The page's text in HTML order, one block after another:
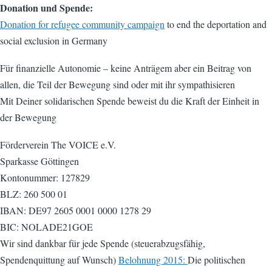
Donation und Spende:
Donation for refugee community campaignto end the deportation and
social exclusion in Germany
Für finanzielle Autonomie – keine Anträgem aber ein Beitrag von
allen, die Teil der Bewegung sind oder mit ihr sympathisieren
Mit Deiner solidarischen Spende beweist du die Kraft der Einheit in
der Bewegung
Förderverein The VOICE e.V.
Sparkasse Göttingen
Kontonummer: 127829
BLZ: 260 500 01
IBAN: DE97 2605 0001 0000 1278 29
BIC: NOLADE21GOE
Wir sind dankbar für jede Spende (steuerabzugsfähig,
Spendenquittung auf Wunsch)Belohnung 2015: Die politischen